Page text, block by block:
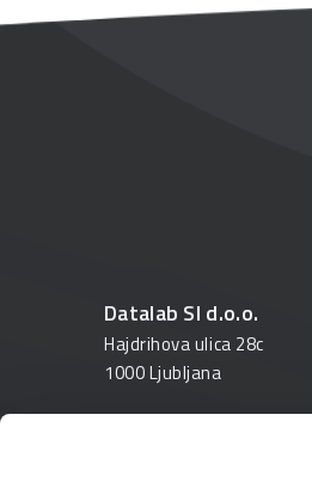
Datalab SI d.o.o.
Hajdrihova ulica 28c
1000 Ljubljana
01 25 28 900